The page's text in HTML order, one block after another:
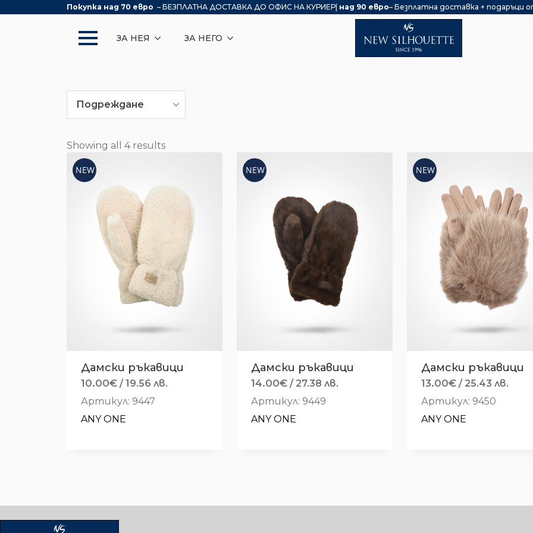
Покупка над 70 евро – БЕЗПЛАТНА ДОСТАВКА ДО ОФИС НА КУРИЕР| над 90 евро– Безплатна доставка + подаръци
ЗА НЕЯ ЗА НЕГО
Подреждане
Showing all 4 results
NEW
Дамски ръкавици
10.00€ / 19.56 лв.
Артикул: 9447
ANY ONE
NEW
Дамски ръкавици
14.00€ / 27.38 лв.
Артикул: 9449
ANY ONE
NEW
Дамски ръкавици
13.00€ / 25.43 лв.
Артикул: 9450
ANY ONE